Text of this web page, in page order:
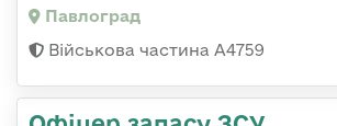
Павлоград
Військова частина А4759